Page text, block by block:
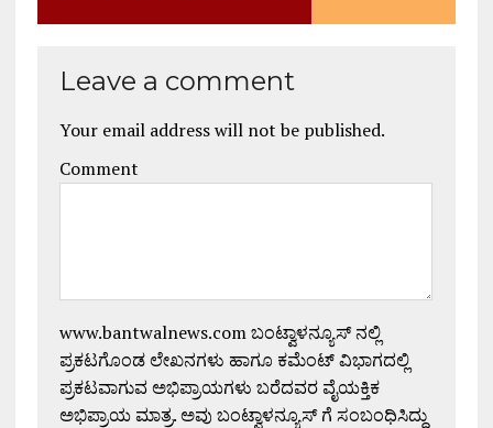
Leave a comment
Your email address will not be published.
Comment
www.bantwalnews.com ಬಂಟ್ವಾಳನ್ಯೂಸ್ ನಲ್ಲಿ
ಪ್ರಕಟಗೊಂಡ ಲೇಖನಗಳು ಹಾಗೂ ಕಮೆಂಟ್ ವಿಭಾಗದಲ್ಲಿ
ಪ್ರಕಟವಾಗುವ ಅಭಿಪ್ರಾಯಗಳು ಬರೆದವರ ವೈಯಕ್ತಿಕ
ಅಭಿಪ್ರಾಯ ಮಾತ್ರ. ಅವು ಬಂಟ್ವಾಳನ್ಯೂಸ್ ಗೆ ಸಂಬಂಧಿಸಿದ್ದು